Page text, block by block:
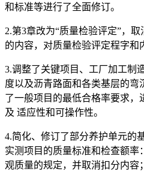
和标准等进行了全面修订。
2.第3章改为“质量检验评定”，
的内容，对质量检验评定程字和
3.调整了关键项目、工厂加工制
度以及沥青路面和各类基层的弯
了一般项目的最低合格率要求
及 适应性和可操作性。
4.简化、修订了部分养护单元的
实测项目的质量标准和检查额
观质量的规定，并取消扣分内容